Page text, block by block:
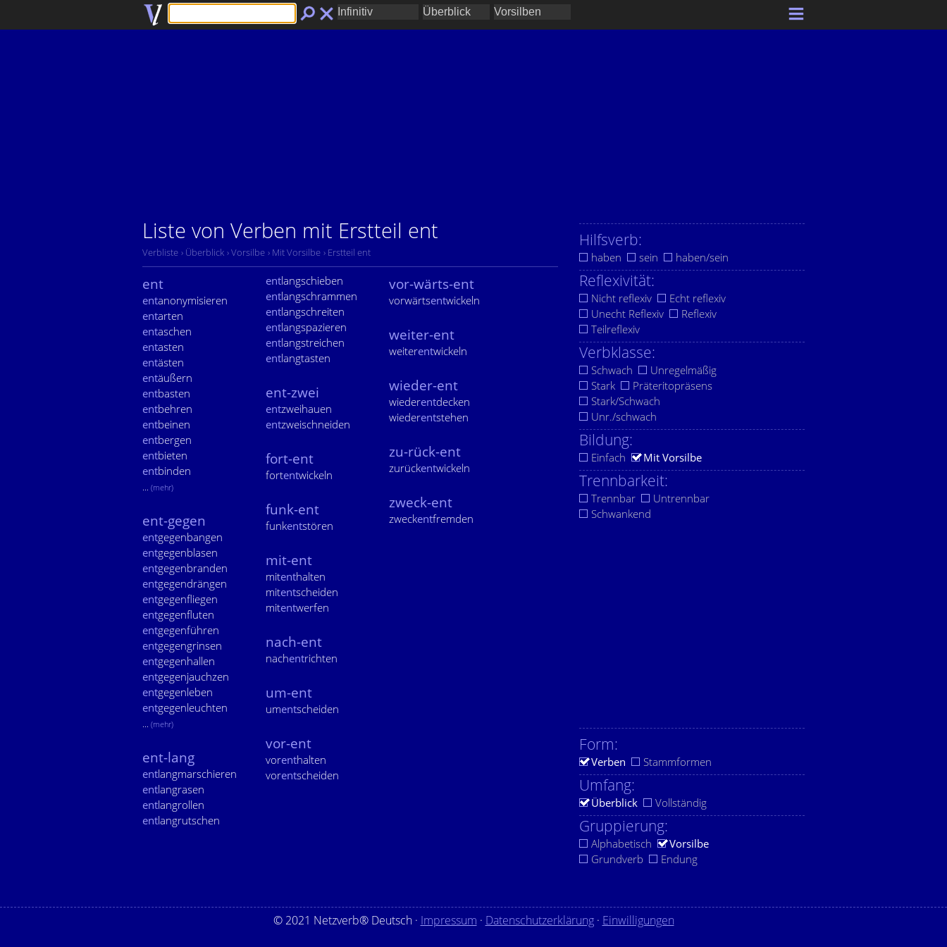
Liste von Verben mit Erstteil ent
Verbliste › Überblick › Vorsilbe › Mit Vorsilbe › Erstteil ent
ent
entanonymisieren
entarten
entaschen
entasten
entästen
entäußern
entbasten
entbehren
entbeinen
entbergen
entbieten
entbinden
... (mehr)
ent-gegen
entgegenbangen
entgegenblasen
entgegenbranden
entgegendrängen
entgegenfliegen
entgegenfluten
entgegenführen
entgegengrinsen
entgegenhallen
entgegenjauchzen
entgegenleben
entgegenleuchten
... (mehr)
ent-lang
entlangmarschieren
entlangrasen
entlangrollen
entlangrutschen
entlangschieben
entlangschrammen
entlangschreiten
entlangspazieren
entlangstreichen
entlangtasten
ent-zwei
entzweihauen
entzweischneiden
fort-ent
fortentwickeln
funk-ent
funkentstören
mit-ent
mitenthalten
mitentscheiden
mitentwerfen
nach-ent
nachentrichten
um-ent
umentscheiden
vor-ent
vorenthalten
vorentscheiden
vor-wärts-ent
vorwärtsentwickeln
weiter-ent
weiterentwickeln
wieder-ent
wiederentdecken
wiederentstehen
zu-rück-ent
zurückentwickeln
zweck-ent
zweckentfremden
Hilfsverb:
haben sein haben/sein
Reflexivität:
Nicht reflexiv
Echt reflexiv
Unecht Reflexiv
Reflexiv
Teilreflexiv
Verbklasse:
Schwach
Unregelmäßig
Stark
Präteritopräsens
Stark/Schwach
Unr./schwach
Bildung:
Einfach Mit Vorsilbe
Trennbarkeit:
Trennbar
Untrennbar
Schwankend
Form:
Verben Stammformen
Umfang:
Überblick Vollständig
Gruppierung:
Alphabetisch
Vorsilbe
Grundverb
Endung
© 2021 Netzverb® Deutsch · Impressum · Datenschutzerklärung· Einwilligungen